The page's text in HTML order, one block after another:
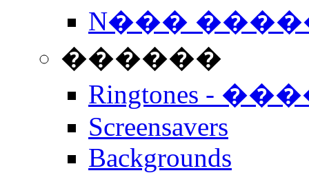
N���
������
Ringtones -
Screensavers
Backgrounds